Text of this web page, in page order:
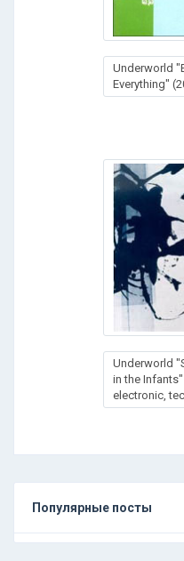
Underworld
Everything"
Underworld
in the
electronic,
Популярные посты